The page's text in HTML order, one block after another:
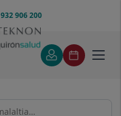
932 906 200